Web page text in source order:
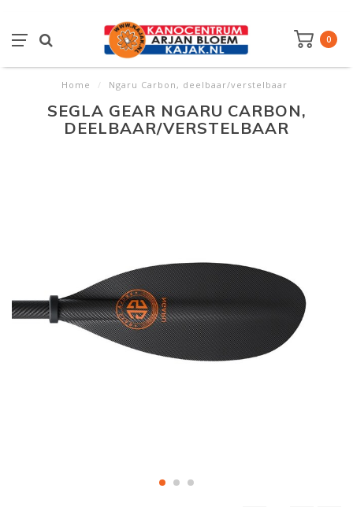
0
Home / Ngaru Carbon, deelbaar/verstelbaar
SEGLA GEAR NGARU CARBON,
DEELBAAR/VERSTELBAAR